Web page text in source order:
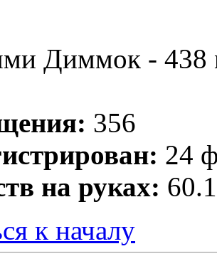
Диммок - 438
356
24
на руках:
к началу